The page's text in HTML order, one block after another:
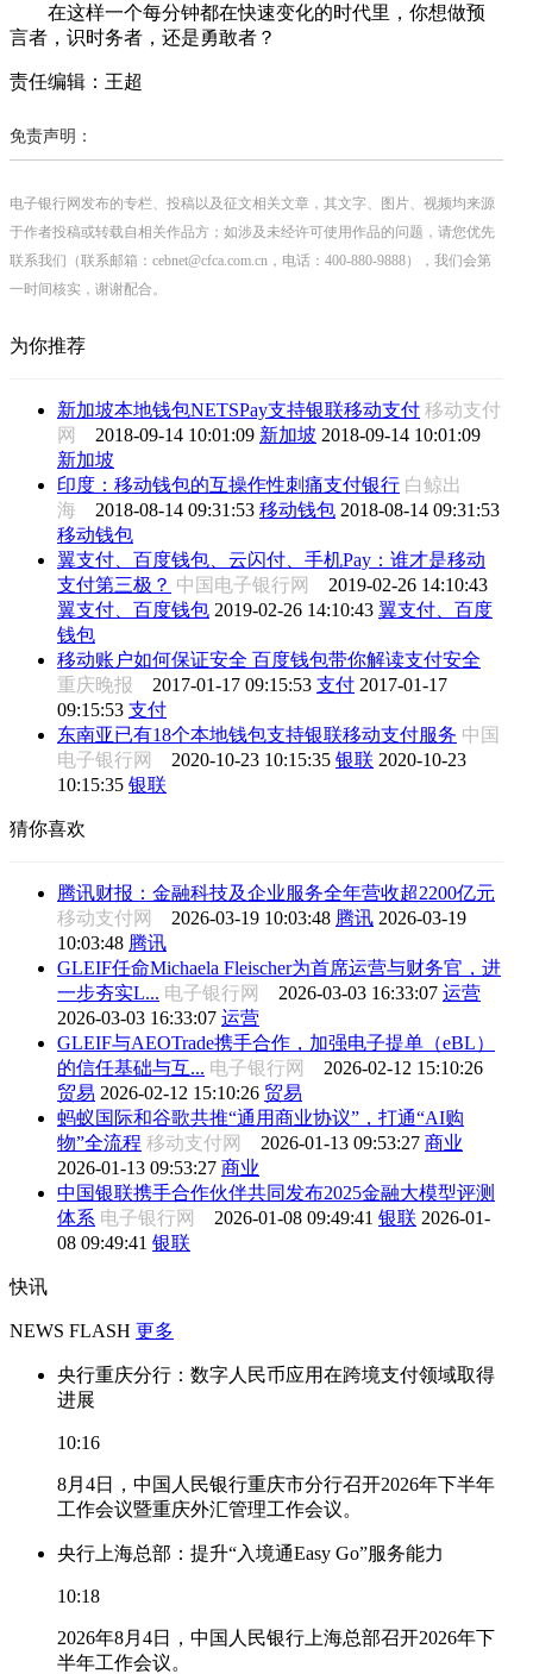
在这样一个每分钟都在快速变化的时代里，你想做预
言者，识时务者，还是勇敢者？
责任编辑：王超
免责声明：
电子银行网发布的专栏、投稿以及征文相关文章，其文字、图片、视频均来源
于作者投稿或转载自相关作品方；如涉及未经许可使用作品的问题，请您优先
联系我们（联系邮箱：cebnet@cfca.com.cn，电话：400-880-9888），我们会第
一时间核实，谢谢配合。
为你推荐
新加坡本地钱包NETSPay支持银联移动支付 移动支付
网 2018-09-14 10:01:09 新加坡 2018-09-14 10:01:09
新加坡
印度：移动钱包的互操作性刺痛支付银行 白鲸出
海 2018-08-14 09:31:53 移动钱包 2018-08-14 09:31:53
移动钱包
翼支付、百度钱包、云闪付、手机Pay：谁才是移动
支付第三极？ 中国电子银行网 2019-02-26 14:10:43
翼支付、百度钱包 2019-02-26 14:10:43 翼支付、百度
钱包
移动账户如何保证安全 百度钱包带你解读支付安全
重庆晚报 2017-01-17 09:15:53 支付 2017-01-17
09:15:53 支付
东南亚已有18个本地钱包支持银联移动支付服务 中国
电子银行网 2020-10-23 10:15:35 银联 2020-10-23
10:15:35 银联
猜你喜欢
腾讯财报：金融科技及企业服务全年营收超2200亿元
移动支付网 2026-03-19 10:03:48 腾讯 2026-03-19
10:03:48 腾讯
GLEIF任命Michaela Fleischer为首席运营与财务官，进
一步夯实L... 电子银行网 2026-03-03 16:33:07 运营
2026-03-03 16:33:07 运营
GLEIF与AEOTrade携手合作，加强电子提单（eBL）
的信任基础与互... 电子银行网 2026-02-12 15:10:26
贸易 2026-02-12 15:10:26 贸易
蚂蚁国际和谷歌共推“通用商业协议”，打通“AI购
物”全流程 移动支付网 2026-01-13 09:53:27 商业
2026-01-13 09:53:27 商业
中国银联携手合作伙伴共同发布2025金融大模型评测
体系 电子银行网 2026-01-08 09:49:41 银联 2026-01-
08 09:49:41 银联
快讯
NEWS FLASH 更多
央行重庆分行：数字人民币应用在跨境支付领域取得
进展
10:16
8月4日，中国人民银行重庆市分行召开2026年下半年
工作会议暨重庆外汇管理工作会议。
央行上海总部：提升“入境通Easy Go”服务能力
10:18
2026年8月4日，中国人民银行上海总部召开2026年下
半年工作会议。